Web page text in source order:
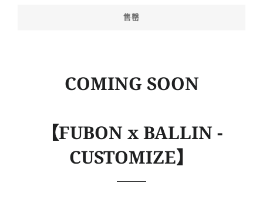
售罄
COMING SOON
【FUBON x BALLIN -
CUSTOMIZE】